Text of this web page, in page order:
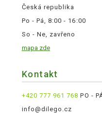
Česká republika
Po - Pá, 8:00 - 16:00
So - Ne, zavřeno
mapa zde
Kontakt
+420 777 961 768 PO -
info@dilego.cz